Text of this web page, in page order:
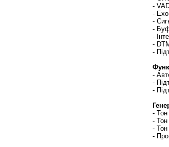
-
-
-
-
-
-
-
-
-
-
- Тон
- Тон
- Тон
-